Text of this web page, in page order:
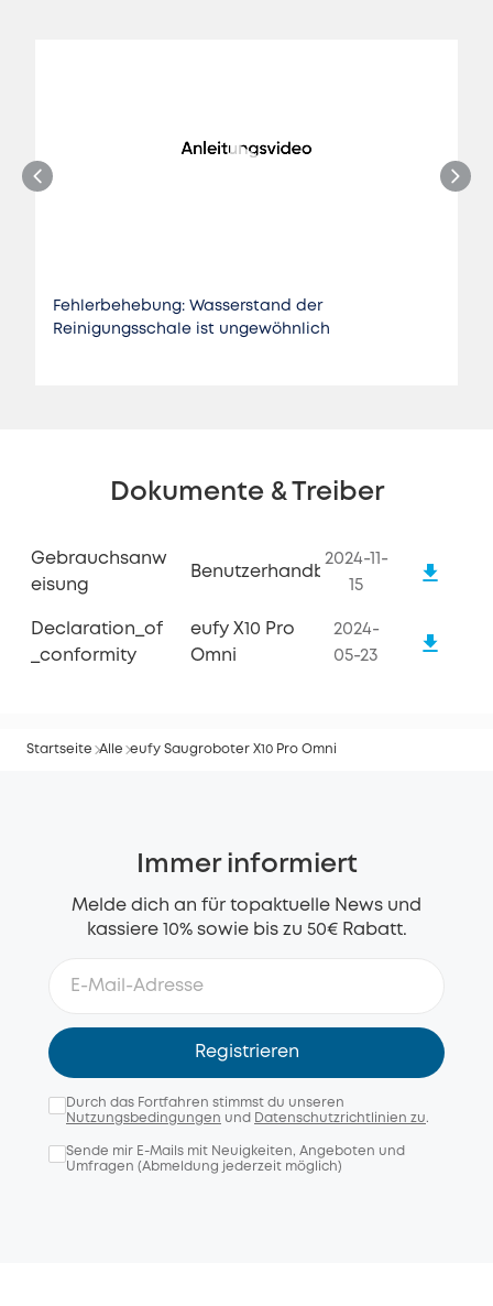
Fehlerbehebung: Wasserstand der
Reinigungsschale ist ungewöhnlich
Dokumente & Treiber
Gebrauchsanw
Eisung
Benutzerhandbuch
2024-11-
15
Declaration_of
_conformity
eufy X10 Pro
Omni
2024-
05-23
Startseite Alle eufy Saugroboter X10 Pro Omni
Immer informiert
Melde dich an für topaktuelle News und
kassiere 10% sowie bis zu 50€ Rabatt.
Registrieren
Durch das Fortfahren stimmst du unseren
Nutzungsbedingungen und Datenschutzrichtlinien zu.
Sende mir E-Mails mit Neuigkeiten, Angeboten und
Umfragen (Abmeldung jederzeit möglich)